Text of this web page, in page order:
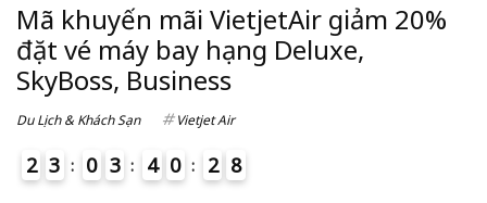
Mã khuyến mãi VietjetAir giảm 20%
đặt vé máy bay hạng Deluxe,
SkyBoss, Business
Du Lịch & Khách Sạn Vietjet Air
2 3 0 3 4 0 2 8